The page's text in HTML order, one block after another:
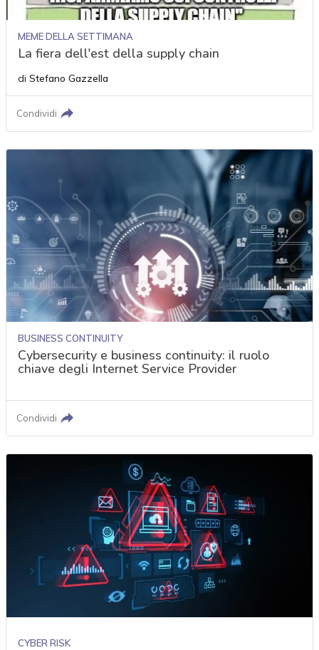
MEME DELLA SETTIMANA
La fiera dell'est della supply chain
di Stefano Gazzella
Condividi
BUSINESS CONTINUITY
Cybersecurity e business continuity: il ruolo
chiave degli Internet Service Provider
Condividi
CYBER RISK